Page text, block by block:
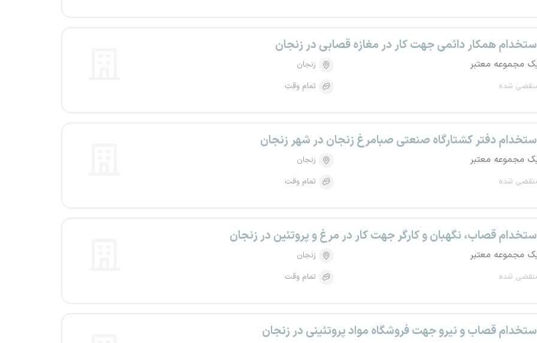
همکار دائمی جهت کار در مغازه قصابی در زنجان
مجموعه معتبر
شده
زنجان
تمام وقت
دفتر کشتارگاه صنعتی صبامرغ زنجان در شهر زنجان
مجموعه معتبر
شده
زنجان
تمام وقت
قصاب، نگهبان و کارگر جهت کار در مرغ و پروتئین در زنجان
مجموعه معتبر
شده
زنجان
تمام وقت
قصاب و نیرو جهت فروشگاه مواد پروتئینی در زنجان